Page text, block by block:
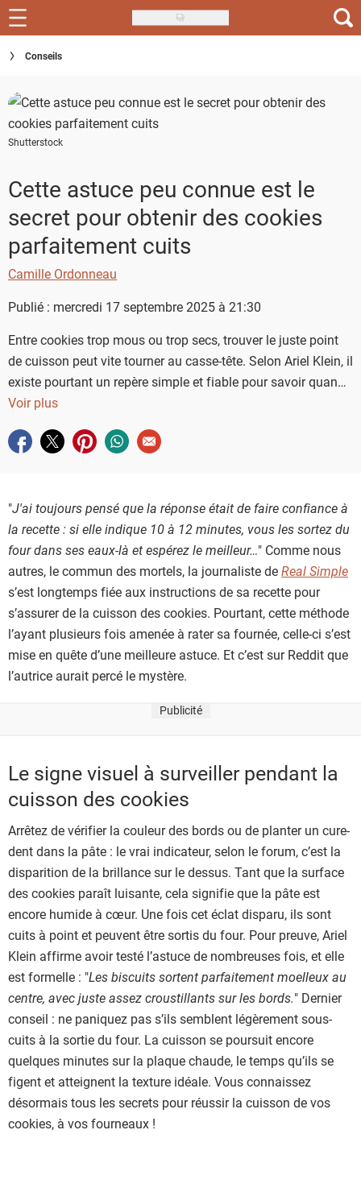
Skip
to
main
Recettes
Inspirations
Conseils
Actus
Téléchargez l'app Saveurs Recettes
Guide d'achat
Conseils
Shutterstock
Cette astuce peu connue est le
secret pour obtenir des cookies
parfaitement cuits
Camille Ordonneau
Publié : mercredi 17 septembre 2025 à 21:30
Entre cookies trop mous ou trop secs, trouver le juste point
de cuisson peut vite tourner au casse-tête. Selon Ariel Klein, il
existe pourtant un repère simple et fiable pour savoir quand
sortir ses cookies du four.
Voir plus
Partager sur facebook
Partager sur twitter
Partager sur pinterest
Partager sur whatsapp
Envoyer à un ami
"J'ai toujours pensé que la réponse était de faire confiance à
la recette : si elle indique 10 à 12 minutes, vous les sortez du
four dans ses eaux-là et espérez le meilleur…" Comme nous
autres, le commun des mortels, la journaliste deReal Simple
s’est longtemps fiée aux instructions de sa recette pour
s’assurer de la cuisson des cookies. Pourtant, cette méthode
l’ayant plusieurs fois amenée à rater sa fournée, celle-ci s’est
mise en quête d’une meilleure astuce. Et c’est sur Reddit que
l’autrice aurait percé le mystère.
Publicité
Le signe visuel à surveiller pendant la
cuisson des cookies
Arrêtez de vérifier la couleur des bords ou de planter un cure-
dent dans la pâte : le vrai indicateur, selon le forum, c’est la
disparition de la brillance sur le dessus. Tant que la surface
des cookies paraît luisante, cela signifie que la pâte est
encore humide à cœur. Une fois cet éclat disparu, ils sont
cuits à point et peuvent être sortis du four. Pour preuve, Ariel
Klein affirme avoir testé l’astuce de nombreuses fois, et elle
est formelle : "Les biscuits sortent parfaitement moelleux au
centre, avec juste assez croustillants sur les bords." Dernier
conseil : ne paniquez pas s’ils semblent légèrement sous-
cuits à la sortie du four. La cuisson se poursuit encore
quelques minutes sur la plaque chaude, le temps qu’ils se
figent et atteignent la texture idéale. Vous connaissez
désormais tous les secrets pour réussir la cuisson de vos
cookies, à vos fourneaux !